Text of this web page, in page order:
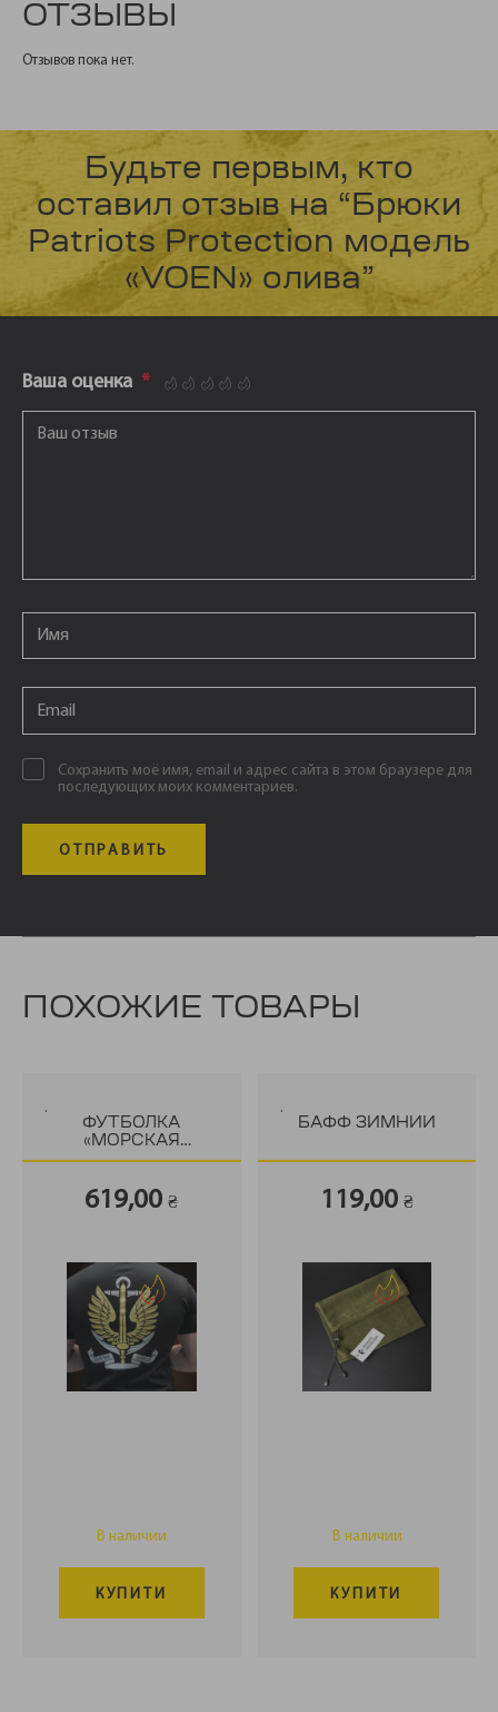
ОТЗЫВЫ
Отзывов пока нет.
Будьте первым, кто
оставил отзыв на “Брюки
Patriots Protection модель
«VOEN» олива”
Ваша оценка * 12345
Email*
Сохранить моё имя, email и адрес сайта в этом браузере для
последующих моих комментариев.
ПОХОЖИЕ ТОВАРЫ
.
ФУТБОЛКА
«МОРСКАЯ
ПЕХОТА»
619,00₴
В наличии
КУПИТИ
.
БАФФ ЗИМНИЙ
119,00 ₴
В наличии
КУПИТИ